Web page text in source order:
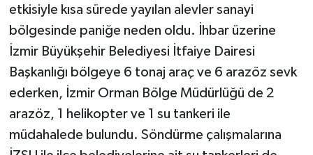
etkisiyle kısa sürede yayılan alevler sanayi
bölgesinde paniğe neden oldu. İhbar üzerine
İzmir Büyükşehir Belediyesi İtfaiye Dairesi
Başkanlığı bölgeye 6 tonaj araç ve 6 arazöz sevk
ederken, İzmir Orman Bölge Müdürlüğü de 2
arazöz, 1 helikopter ve 1 su tankeri ile
müdahalede bulundu. Söndürme çalışmalarına